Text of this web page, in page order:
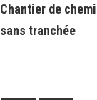
Chantier de
sans tranchée